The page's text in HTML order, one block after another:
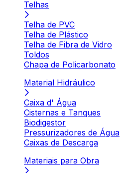
Telhas
Telha de PVC
Telha de Plástico
Telha de Fibra de Vidro
Toldos
Chapa de Policarbonato
Material Hidráulico
Caixa d' Água
Cisternas e Tanques
Biodigestor
Pressurizadores de Água
Caixas de Descarga
Materiais para Obra